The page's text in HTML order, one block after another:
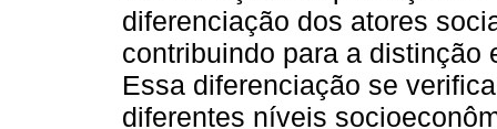
diferenciação dos atores
contribuindo para a distinção
Essa diferenciação se
diferentes níveis